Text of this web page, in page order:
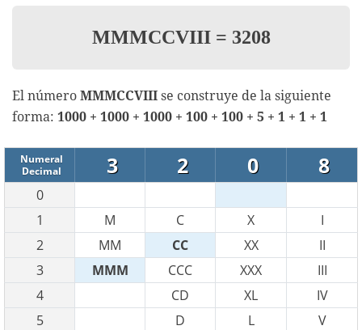
MMMCCVIII = 3208
El número MMMCCVIII se construye de la siguiente
forma: 1000 + 1000 + 1000 + 100 + 100 + 5 + 1 + 1 + 1
Numeral
Decimal
3 2 0 8
0
1
M C X
I
2
MM CC XX
II
3
MMM CCC XXX
III
4
CD XL
IV
5
D L
V